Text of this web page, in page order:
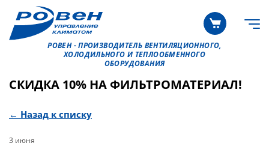
РОВЕН - ПРОИЗВОДИТЕЛЬ ВЕНТИЛЯЦИОННОГО,
ХОЛОДИЛЬНОГО И ТЕПЛООБМЕННОГО
ОБОРУДОВАНИЯ
СКИДКА 10% НА ФИЛЬТРОМАТЕРИАЛ!
← Назад к списку
3 июня